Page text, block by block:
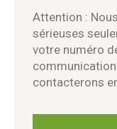
Attention :
sérieuses
votre numéro
contacterons